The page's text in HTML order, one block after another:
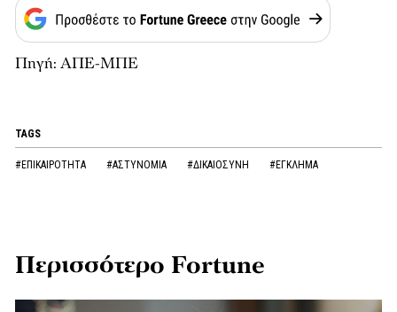
Πηγή: ΑΠΕ-ΜΠΕ
TAGS
#ΕΠΙΚΑΙΡΟΤΗΤΑ #ΑΣΤΥΝΟΜΙΑ #ΔΙΚΑΙΟΣΥΝΗ #ΕΓΚΛΗΜΑ
Περισσότερο Fortune